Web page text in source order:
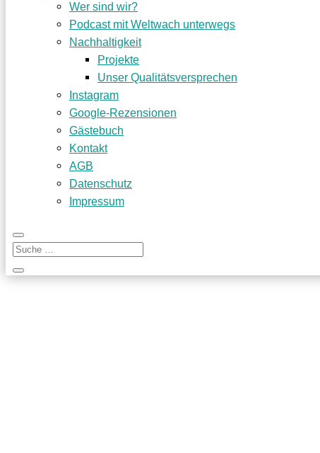
Wer sind wir?
Podcast mit Weltwach unterwegs
Nachhaltigkeit
Projekte
Unser Qualitätsversprechen
Instagram
Google-Rezensionen
Gästebuch
Kontakt
AGB
Datenschutz
Impressum